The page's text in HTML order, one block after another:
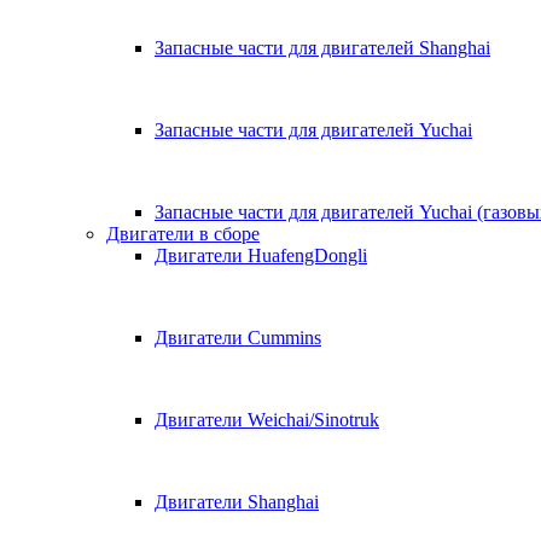
Запасные части для двигателей Shanghai
Запасные части для двигателей Yuchai
Запасные части для двигателей Yuchai
Двигатели в сборе
Двигатели HuafengDongli
Двигатели Cummins
Двигатели Weichai/Sinotruk
Двигатели Shanghai